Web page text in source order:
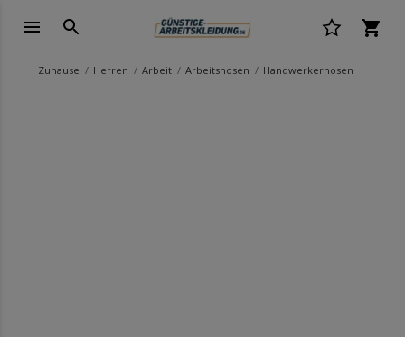
Zuhause Herren Arbeit Arbeitshosen Handwerkerhosen